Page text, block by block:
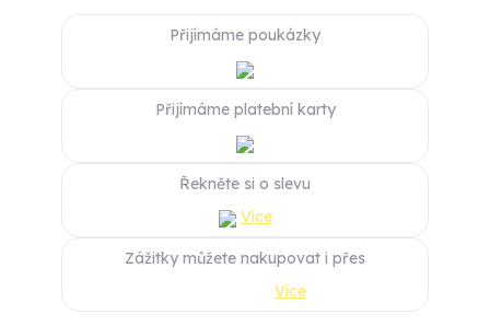
Přijímáme poukázky
Přijímáme platební karty
Řekněte si o slevu
Více
Zážitky můžete nakupovat i přes
Více